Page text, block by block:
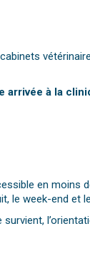
arrivée à la
en moins
le week-end et